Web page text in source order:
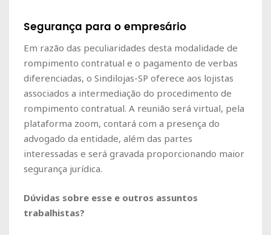
Segurança para o empresário
Em razão das peculiaridades desta modalidade de
rompimento contratual e o pagamento de verbas
diferenciadas, o Sindilojas-SP oferece aos lojistas
associados a intermediação do procedimento de
rompimento contratual. A reunião será virtual, pela
plataforma zoom, contará com a presença do
advogado da entidade, além das partes
interessadas e será gravada proporcionando maior
segurança jurídica.
Dúvidas sobre esse e outros assuntos
trabalhistas?